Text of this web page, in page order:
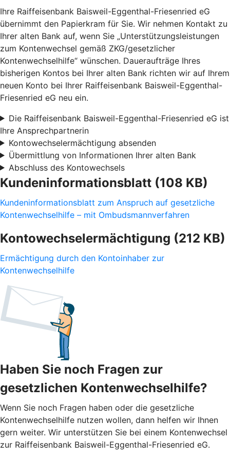
Ihre Raiffeisenbank Baisweil-Eggenthal-Friesenried eG
übernimmt den Papierkram für Sie. Wir nehmen Kontakt zu
Ihrer alten Bank auf, wenn Sie „Unterstützungsleistungen
zum Kontenwechsel gemäß ZKG/gesetzlicher
Kontenwechselhilfe“ wünschen. Daueraufträge Ihres
bisherigen Kontos bei Ihrer alten Bank richten wir auf Ihrem
neuen Konto bei Ihrer Raiffeisenbank Baisweil-Eggenthal-
Friesenried eG neu ein.
Die Raiffeisenbank Baisweil-Eggenthal-Friesenried eG ist
Ihre Ansprechpartnerin
Kontowechselermächtigung absenden
Übermittlung von Informationen Ihrer alten Bank
Abschluss des Kontowechsels
Kundeninformationsblatt (108 KB)
Kundeninformationsblatt zum Anspruch auf gesetzliche
Kontenwechselhilfe – mit Ombudsmannverfahren
Kontowechselermächtigung (212 KB)
Ermächtigung durch den Kontoinhaber zur
Kontenwechselhilfe
Haben Sie noch Fragen zur
gesetzlichen Kontenwechselhilfe?
Wenn Sie noch Fragen haben oder die gesetzliche
Kontenwechselhilfe nutzen wollen, dann helfen wir Ihnen
gern weiter. Wir unterstützen Sie bei einem Kontenwechsel
zur Raiffeisenbank Baisweil-Eggenthal-Friesenried eG.